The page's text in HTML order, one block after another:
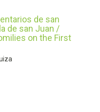
de san
de san Juan /
on the First